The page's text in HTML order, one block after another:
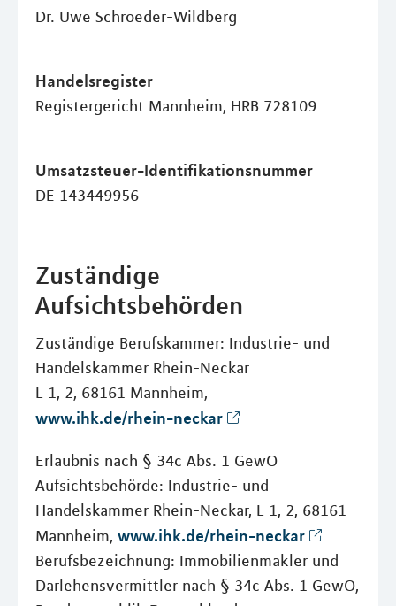
Dr. Uwe Schroeder-Wildberg
Handelsregister
Registergericht Mannheim, HRB 728109
Umsatzsteuer-Identifikationsnummer
DE 143449956
Zuständige
Aufsichtsbehörden
Zuständige Berufskammer: Industrie- und
Handelskammer Rhein-Neckar
L 1, 2, 68161 Mannheim,
www.ihk.de/rhein-neckar
Erlaubnis nach § 34c Abs. 1 GewO
Aufsichtsbehörde: Industrie- und
Handelskammer Rhein-Neckar, L 1, 2, 68161
Mannheim, www.ihk.de/rhein-neckar
Berufsbezeichnung: Immobilienmakler und
Darlehensvermittler nach § 34c Abs. 1 GewO,